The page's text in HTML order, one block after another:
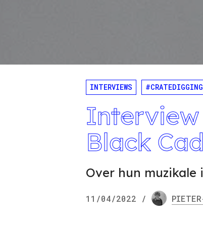
INTERVIEWS #CRATEDIGGING
Black
Over hun
11/04/2022 /